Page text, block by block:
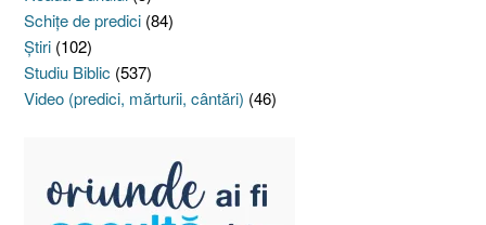
Schiţe de predici (84)
Ştiri (102)
Studiu Biblic (537)
Video (predici, mărturii, cântări) (46)